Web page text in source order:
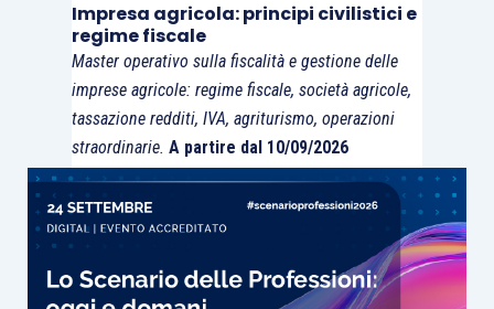
Impresa agricola: principi civilistici e
regime fiscale
Master operativo sulla fiscalità e gestione delle
imprese agricole: regime fiscale, società agricole,
tassazione redditi, IVA, agriturismo, operazioni
straordinarie. A partire dal 10/09/2026